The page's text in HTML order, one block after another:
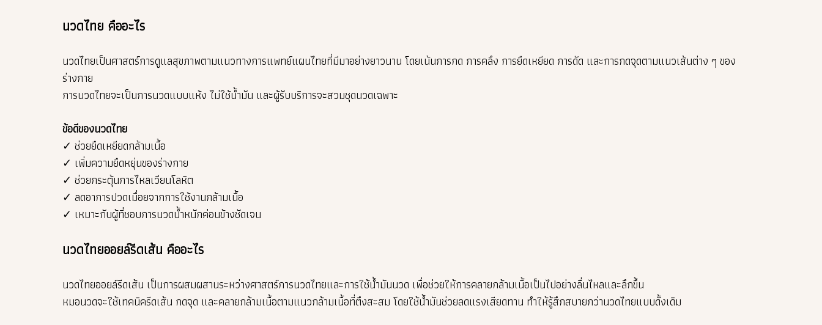
นวดไทย คืออะไร
นวดไทยเป็นศาสตร์การดูแลสุขภาพตามแนวทางการแพทย์แผนไทยที่มีมาอย่างยาวนาน โดยเน้นการกด การคลึง การยืดเหยียด การดัด และการกดจุดตามแนวเส้นต่าง ๆ ของ
ร่างกาย
การนวดไทยจะเป็นการนวดแบบแห้ง ไม่ใช้น้ำมัน และผู้รับบริการจะสวมชุดนวดเฉพาะ
ข้อดีของนวดไทย
✓ ช่วยยืดเหยียดกล้ามเนื้อ
✓ เพิ่มความยืดหยุ่นของร่างกาย
✓ ช่วยกระตุ้นการไหลเวียนโลหิต
✓ ลดอาการปวดเมื่อยจากการใช้งานกล้ามเนื้อ
✓ เหมาะกับผู้ที่ชอบการนวดน้ำหนักค่อนข้างชัดเจน
นวดไทยออยล์รีดเส้น คืออะไร
นวดไทยออยล์รีดเส้น เป็นการผสมผสานระหว่างศาสตร์การนวดไทยและการใช้น้ำมันนวด เพื่อช่วยให้การคลายกล้ามเนื้อเป็นไปอย่างลื่นไหลและลึกขึ้น
หมอนวดจะใช้เทคนิครีดเส้น กดจุด และคลายกล้ามเนื้อตามแนวกล้ามเนื้อที่ตึงสะสม โดยใช้น้ำมันช่วยลดแรงเสียดทาน ทำให้รู้สึกสบายกว่านวดไทยแบบดั้งเดิม